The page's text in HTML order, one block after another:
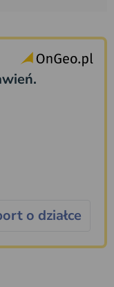
o działce